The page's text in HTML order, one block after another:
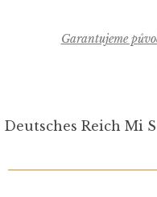
Garantujeme
Deutsches Reich Mi